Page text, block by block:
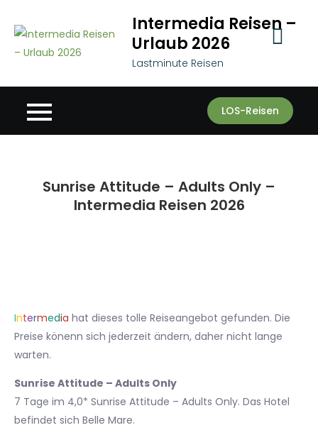
content
Intermedia Reisen –
Urlaub 2026
Lastminute Reisen
LOS-Reisen
Sunrise Attitude – Adults Only –
Intermedia Reisen 2026
Intermedia hat dieses tolle Reiseangebot gefunden. Die
Preise könenn sich jederzeit ändern, daher nicht lange
warten.
Sunrise Attitude – Adults Only
7 Tage im 4,0* Sunrise Attitude – Adults Only. Das Hotel
befindet sich Belle Mare.